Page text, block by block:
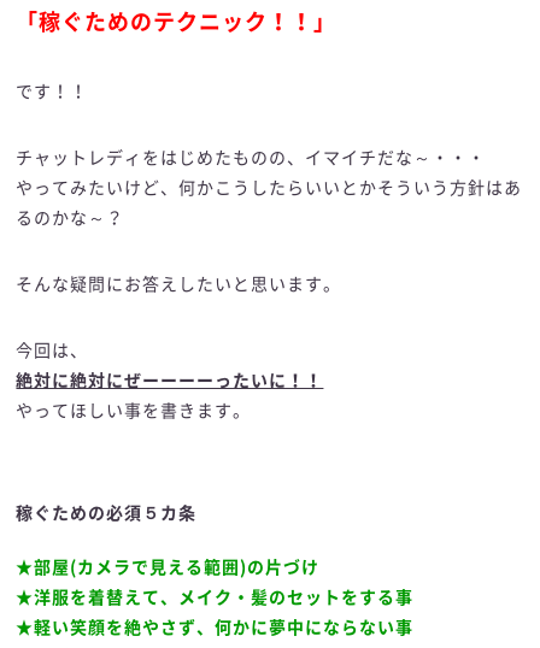
「稼ぐためのテクニック！！」
です！！
チャットレディをはじめたものの、イマイチだな～・・・
やってみたいけど、何かこうしたらいいとかそういう方針はあ
るのかな～？
そんな疑問にお答えしたいと思います。
今回は、
絶対に絶対にぜーーーーったいに！！
やってほしい事を書きます。
稼ぐための必須５カ条
★部屋(カメラで見える範囲)の片づけ
★洋服を着替えて、メイク・髪のセットをする事
★軽い笑顔を絶やさず、何かに夢中にならない事